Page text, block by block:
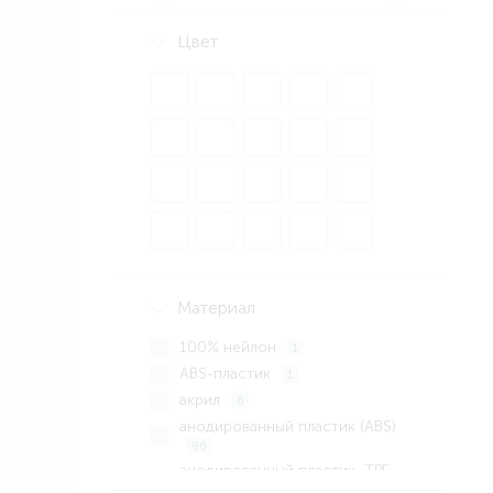
Цвет
Материал
100% нейлон
ABS-пластик
акрил
анодированный пластик (ABS)
анодированный пластик, TPE